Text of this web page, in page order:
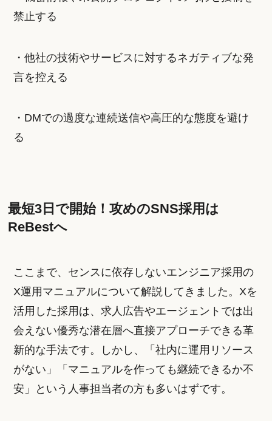
禁止する
・他社の技術やサービスに対するネガティブな発
言を控える
・DMでの過度な連続送信や高圧的な態度を避け
る
最短3日で開始！攻めのSNS採用は
ReBestへ
ここまで、センスに依存しないエンジニア採用の
X運用マニュアルについて解説してきました。Xを
活用した採用は、求人広告やエージェントでは出
会えない優秀な潜在層へ直接アプローチできる革
新的な手法です。しかし、「社内に運用リソース
がない」「マニュアルを作っても継続できるか不
安」という人事担当者の方も多いはずです。